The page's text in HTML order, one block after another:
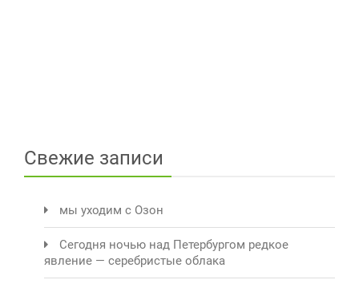
Свежие записи
мы уходим с Озон
Сегодня ночью над Петербургом редкое
явление — серебристые облака